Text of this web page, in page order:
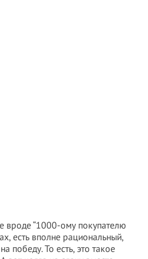
вроде “1000-ому покупателю
есть вполне рациональный,
победу. То есть, это такое